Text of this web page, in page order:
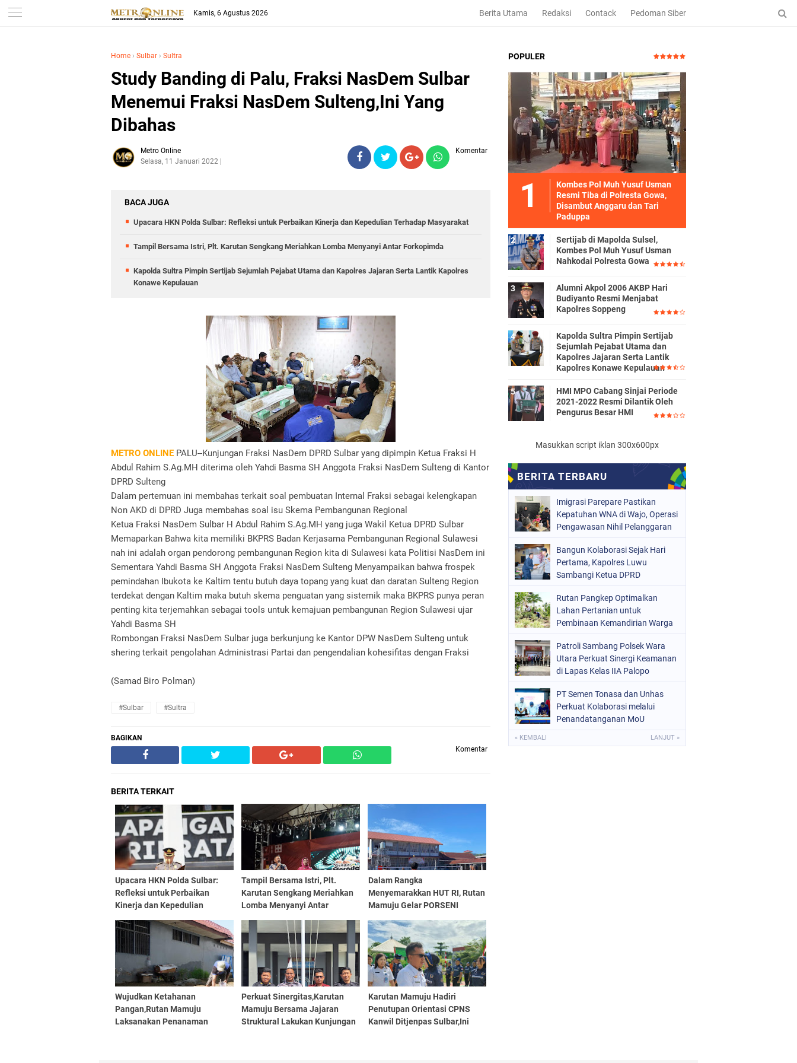
Kamis, 6 Agustus 2026 Berita Utama Redaksi Contack Pedoman Siber
Home › Sulbar › Sultra
Study Banding di Palu, Fraksi NasDem Sulbar
Menemui Fraksi NasDem Sulteng,Ini Yang
Dibahas
Metro Online
Selasa, 11 Januari 2022
Komentar
BACA JUGA
Upacara HKN Polda Sulbar: Refleksi untuk Perbaikan Kinerja dan Kepedulian Terhadap Masyarakat
Tampil Bersama Istri, Plt. Karutan Sengkang Meriahkan Lomba Menyanyi Antar Forkopimda
Kapolda Sultra Pimpin Sertijab Sejumlah Pejabat Utama dan Kapolres Jajaran Serta Lantik Kapolres
Konawe Kepulauan
METRO ONLINEPALU--Kunjungan Fraksi NasDem DPRD Sulbar yang dipimpin Ketua Fraksi H
Abdul Rahim S.Ag.MH diterima oleh Yahdi Basma SH Anggota Fraksi NasDem Sulteng di Kantor
DPRD Sulteng
Dalam pertemuan ini membahas terkait soal pembuatan Internal Fraksi sebagai kelengkapan
Non AKD di DPRD Juga membahas soal isu Skema Pembangunan Regional
Ketua Fraksi NasDem Sulbar H Abdul Rahim S.Ag.MH yang juga Wakil Ketua DPRD Sulbar
Memaparkan Bahwa kita memiliki BKPRS Badan Kerjasama Pembangunan Regional Sulawesi
nah ini adalah organ pendorong pembangunan Region kita di Sulawesi kata Politisi NasDem ini
Sementara Yahdi Basma SH Anggota Fraksi NasDem Sulteng Menyampaikan bahwa frospek
pemindahan Ibukota ke Kaltim tentu butuh daya topang yang kuat dan daratan Sulteng Region
terdekat dengan Kaltim maka butuh skema penguatan yang sistemik maka BKPRS punya peran
penting kita terjemahkan sebagai tools untuk kemajuan pembangunan Region Sulawesi ujar
Yahdi Basma SH
Rombongan Fraksi NasDem Sulbar juga berkunjung ke Kantor DPW NasDem Sulteng untuk
shering terkait pengolahan Administrasi Partai dan pengendalian kohesifitas dengan Fraksi
(Samad Biro Polman)
#Sulbar #Sultra
BAGIKAN
Komentar
BERITA TERKAIT
Upacara HKN Polda Sulbar:
Refleksi untuk Perbaikan
Kinerja dan Kepedulian
Tampil Bersama Istri, Plt.
Karutan Sengkang Meriahkan
Lomba Menyanyi Antar
Dalam Rangka
Menyemarakkan HUT RI, Rutan
Mamuju Gelar PORSENI
Wujudkan Ketahanan
Pangan,Rutan Mamuju
Laksanakan Penanaman
Perkuat Sinergitas,Karutan
Mamuju Bersama Jajaran
Struktural Lakukan Kunjungan
Karutan Mamuju Hadiri
Penutupan Orientasi CPNS
Kanwil Ditjenpas Sulbar,Ini
POPULER
Kombes Pol Muh Yusuf Usman
Resmi Tiba di Polresta Gowa,
Disambut Anggaru dan Tari
Paduppa
Sertijab di Mapolda Sulsel,
Kombes Pol Muh Yusuf Usman
Nahkodai Polresta Gowa
Alumni Akpol 2006 AKBP Hari
Budiyanto Resmi Menjabat
Kapolres Soppeng
Kapolda Sultra Pimpin Sertijab
Sejumlah Pejabat Utama dan
Kapolres Jajaran Serta Lantik
Kapolres Konawe Kepulauan
HMI MPO Cabang Sinjai Periode
2021-2022 Resmi Dilantik Oleh
Pengurus Besar HMI
Masukkan script iklan 300x600px
Imigrasi Parepare Pastikan
Kepatuhan WNA di Wajo, Operasi
Pengawasan Nihil Pelanggaran
Bangun Kolaborasi Sejak Hari
Pertama, Kapolres Luwu
Sambangi Ketua DPRD
Rutan Pangkep Optimalkan
Lahan Pertanian untuk
Pembinaan Kemandirian Warga
Patroli Sambang Polsek Wara
Utara Perkuat Sinergi Keamanan
di Lapas Kelas IIA Palopo
PT Semen Tonasa dan Unhas
Perkuat Kolaborasi melalui
Penandatanganan MoU
« KEMBALI LANJUT »